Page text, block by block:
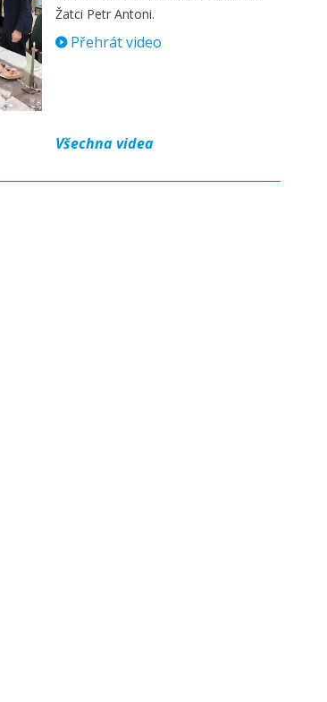
Žatci Petr Antoni.
Přehrát video
Všechna videa